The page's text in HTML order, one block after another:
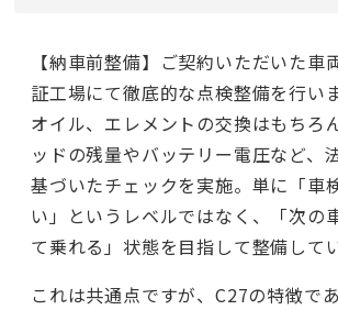
【納車前整備】ご契約いただいた車
証工場にて徹底的な点検整備を行い
オイル、エレメントの交換はもちろ
ッドの残量やバッテリー電圧など、
基づいたチェックを実施。単に「車
い」というレベルではなく、「次の
て乗れる」状態を目指して整備してい
これは共通点ですが、C27の特徴で